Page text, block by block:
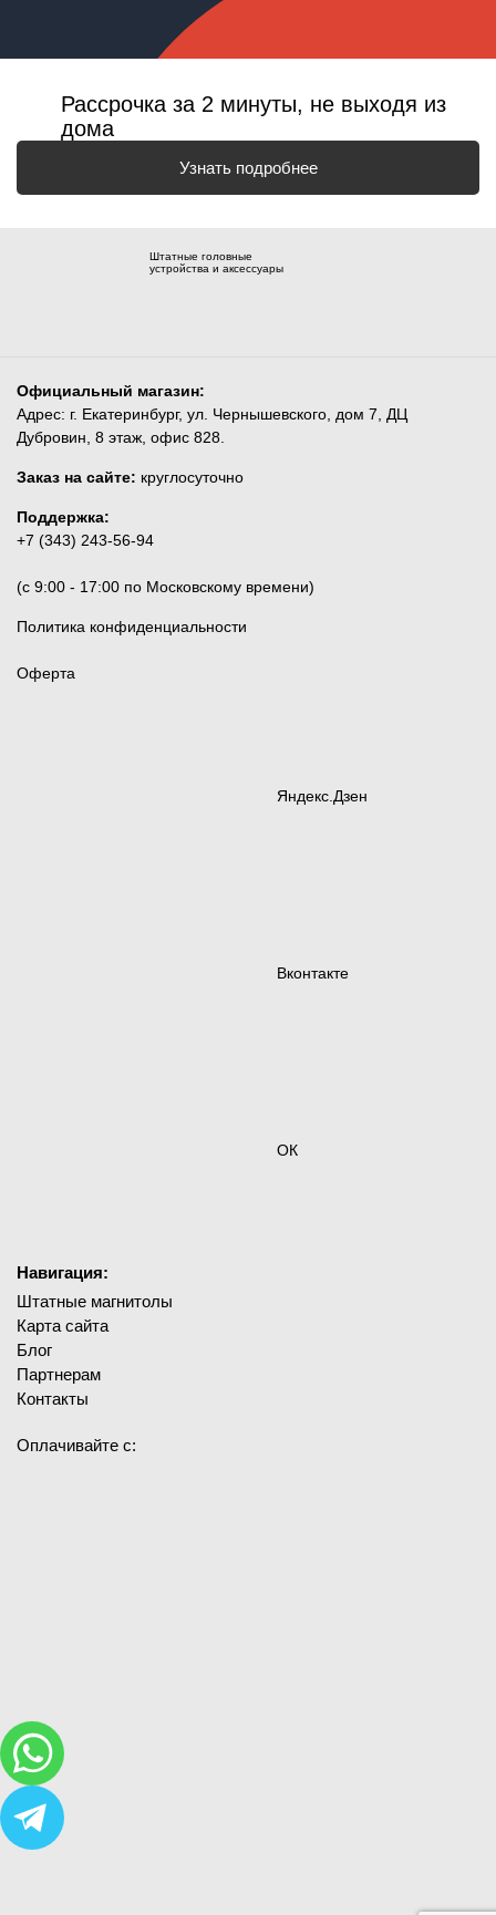
Рассрочка за 2 минуты, не выходя из
дома
Узнать подробнее
Штатные головные
устройства и аксессуары
Официальный магазин:
Адрес: г. Екатеринбург, ул. Чернышевского, дом 7, ДЦ
Дубровин, 8 этаж, офис 828.
Заказ на сайте: круглосуточно
Поддержка:
+7 (343) 243-56-94
(c 9:00 - 17:00 по Московскому времени)
Политика конфиденциальности
Оферта
Яндекс.Дзен
Вконтакте
ОК
Навигация:
Штатные магнитолы
Карта сайта
Блог
Партнерам
Контакты
Оплачивайте с: